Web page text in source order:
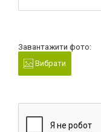
Завантажити фото:
Вибрати